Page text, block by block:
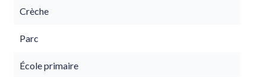
Crèche
Parc
École primaire